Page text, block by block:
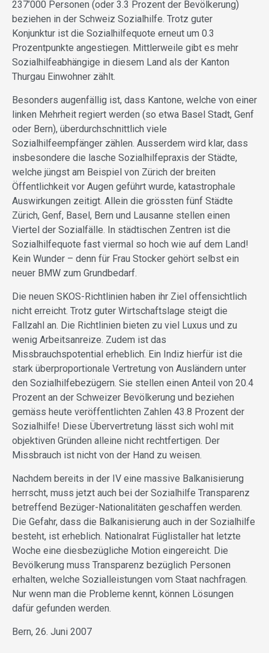
237’000 Personen (oder 3.3 Prozent der Bevölkerung)
beziehen in der Schweiz Sozialhilfe. Trotz guter
Konjunktur ist die Sozialhilfequote erneut um 0.3
Prozentpunkte angestiegen. Mittlerweile gibt es mehr
Sozialhilfeabhängige in diesem Land als der Kanton
Thurgau Einwohner zählt.
Besonders augenfällig ist, dass Kantone, welche von einer
linken Mehrheit regiert werden (so etwa Basel Stadt, Genf
oder Bern), überdurchschnittlich viele
Sozialhilfeempfänger zählen. Ausserdem wird klar, dass
insbesondere die lasche Sozialhilfepraxis der Städte,
welche jüngst am Beispiel von Zürich der breiten
Öffentlichkeit vor Augen geführt wurde, katastrophale
Auswirkungen zeitigt. Allein die grössten fünf Städte
Zürich, Genf, Basel, Bern und Lausanne stellen einen
Viertel der Sozialfälle. In städtischen Zentren ist die
Sozialhilfequote fast viermal so hoch wie auf dem Land!
Kein Wunder – denn für Frau Stocker gehört selbst ein
neuer BMW zum Grundbedarf.
Die neuen SKOS-Richtlinien haben ihr Ziel offensichtlich
nicht erreicht. Trotz guter Wirtschaftslage steigt die
Fallzahl an. Die Richtlinien bieten zu viel Luxus und zu
wenig Arbeitsanreize. Zudem ist das
Missbrauchspotential erheblich. Ein Indiz hierfür ist die
stark überproportionale Vertretung von Ausländern unter
den Sozialhilfebezügern. Sie stellen einen Anteil von 20.4
Prozent an der Schweizer Bevölkerung und beziehen
gemäss heute veröffentlichten Zahlen 43.8 Prozent der
Sozialhilfe! Diese Übervertretung lässt sich wohl mit
objektiven Gründen alleine nicht rechtfertigen. Der
Missbrauch ist nicht von der Hand zu weisen.
Nachdem bereits in der IV eine massive Balkanisierung
herrscht, muss jetzt auch bei der Sozialhilfe Transparenz
betreffend Bezüger-Nationalitäten geschaffen werden.
Die Gefahr, dass die Balkanisierung auch in der Sozialhilfe
besteht, ist erheblich. Nationalrat Füglistaller hat letzte
Woche eine diesbezügliche Motion eingereicht. Die
Bevölkerung muss Transparenz bezüglich Personen
erhalten, welche Sozialleistungen vom Staat nachfragen.
Nur wenn man die Probleme kennt, können Lösungen
dafür gefunden werden.
Bern, 26. Juni 2007